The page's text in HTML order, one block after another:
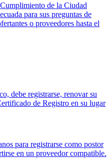
de la Ciudad
para sus preguntas de
o proveedores hasta el
debe registrarse, renovar su
de Registro en su lugar
para registrarse como postor
en un proveedor compatible.